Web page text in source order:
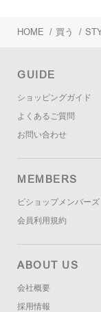
HOME / 買う /
GUIDE
ショッピングガイド
よくあるご質問
お問い合わせ
MEMBERS
ビショップメンバーズ
会員利用規約
ABOUT US
会社概要
採用情報